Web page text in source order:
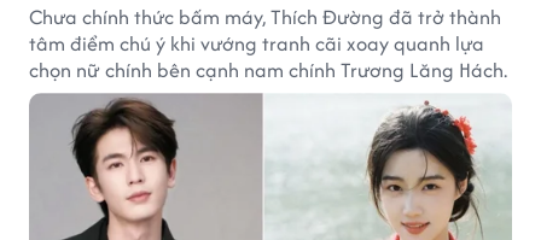
Chưa chính thức bấm máy, Thích Đường đã trở thành
tâm điểm chú ý khi vướng tranh cãi xoay quanh lựa
chọn nữ chính bên cạnh nam chính Trương Lăng Hách.